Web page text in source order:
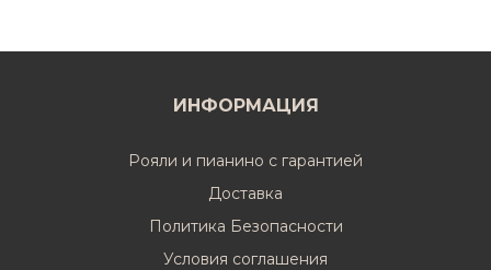
ИНФОРМАЦИЯ
Рояли и пианино с гарантией
Доставка
Политика Безопасности
Условия соглашения